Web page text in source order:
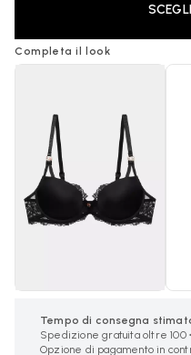
Completa il look
Tempo di consegna
Spedizione gratuita oltre 100
Opzione di pagamento in